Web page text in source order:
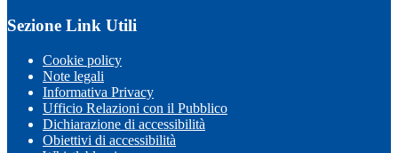
Sezione Link Utili
Cookie policy
Note legali
Informativa Privacy
Ufficio Relazioni con il Pubblico
Dichiarazione di accessibilità
Obiettivi di accessibilità